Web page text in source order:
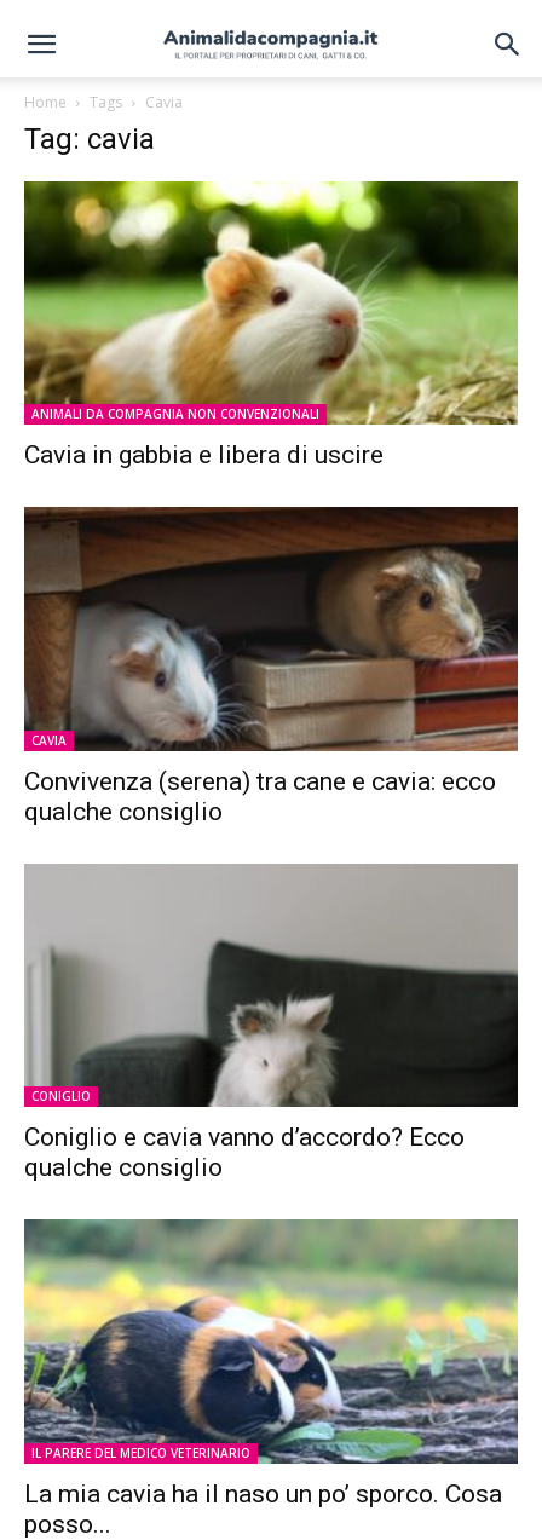
Home Tags Cavia
Tag: cavia
ANIMALI DA COMPAGNIA NON CONVENZIONALI
Cavia in gabbia e libera di uscire
CAVIA
Convivenza (serena) tra cane e cavia: ecco
qualche consiglio
CONIGLIO
Coniglio e cavia vanno d’accordo? Ecco
qualche consiglio
IL PARERE DEL MEDICO VETERINARIO
La mia cavia ha il naso un po’ sporco. Cosa
posso...